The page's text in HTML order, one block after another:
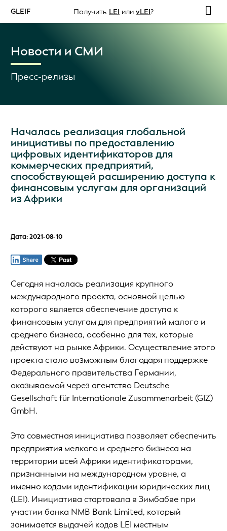
GLEIF Получить LEI или vLEI?
Новости и СМИ
Пресс-релизы
Началась реализация глобальной
инициативы по предоставлению
цифровых идентификаторов для
коммерческих предприятий,
способствующей расширению доступа к
финансовым услугам для организаций
из Африки
Дата: 2021-08-10
Сегодня началась реализация крупного
международного проекта, основной целью
которого является обеспечение доступа к
финансовым услугам для предприятий малого и
среднего бизнеса, особенно для тех, которые
действуют на рынке Африки. Осуществление этого
проекта стало возможным благодаря поддержке
Федерального правительства Германии,
оказываемой через агентство Deutsche
Gesellschaft für Internationale Zusammenarbeit (GIZ)
GmbH.
Эта совместная инициатива позволяет обеспечить
предприятия мелкого и среднего бизнеса на
территории всей Африки идентификаторами,
признанными на международном уровне, а
именно кодами идентификации юридических лиц
(LEI). Инициатива стартовала в Зимбабве при
участии банка NMB Bank Limited, который
занимается выдачей кодов LEI местным